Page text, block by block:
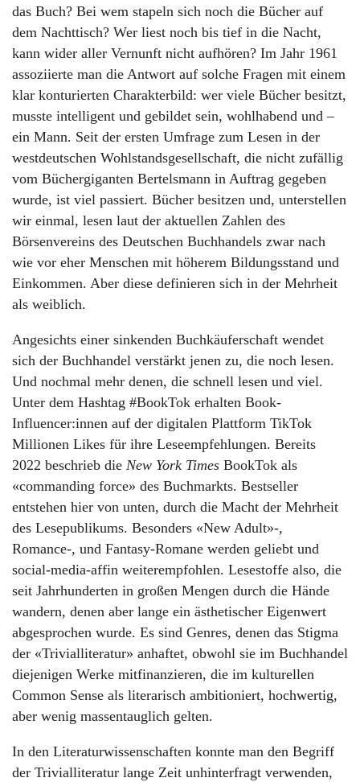
das Buch? Bei wem stapeln sich noch die Bücher auf
dem Nachttisch? Wer liest noch bis tief in die Nacht,
kann wider aller Vernunft nicht aufhören? Im Jahr 1961
assoziierte man die Antwort auf solche Fragen mit einem
klar konturierten Charakterbild: wer viele Bücher besitzt,
musste intelligent und gebildet sein, wohlhabend und –
ein Mann. Seit der ersten Umfrage zum Lesen in der
westdeutschen Wohlstandsgesellschaft, die nicht zufällig
vom Büchergiganten Bertelsmann in Auftrag gegeben
wurde, ist viel passiert. Bücher besitzen und, unterstellen
wir einmal, lesen laut der aktuellen Zahlen des
Börsenvereins des Deutschen Buchhandels zwar nach
wie vor eher Menschen mit höherem Bildungsstand und
Einkommen. Aber diese definieren sich in der Mehrheit
als weiblich.
Angesichts einer sinkenden Buchkäuferschaft wendet
sich der Buchhandel verstärkt jenen zu, die noch lesen.
Und nochmal mehr denen, die schnell lesen und viel.
Unter dem Hashtag #BookTok erhalten Book-
Influencer:innen auf der digitalen Plattform TikTok
Millionen Likes für ihre Leseempfehlungen. Bereits
2022 beschrieb die New York Times BookTok als
«commanding force» des Buchmarkts. Bestseller
entstehen hier von unten, durch die Macht der Mehrheit
des Lesepublikums. Besonders «New Adult»-,
Romance-, und Fantasy-Romane werden geliebt und
social-media-affin weiterempfohlen. Lesestoffe also, die
seit Jahrhunderten in großen Mengen durch die Hände
wandern, denen aber lange ein ästhetischer Eigenwert
abgesprochen wurde. Es sind Genres, denen das Stigma
der «Trivialliteratur» anhaftet, obwohl sie im Buchhandel
diejenigen Werke mitfinanzieren, die im kulturellen
Common Sense als literarisch ambitioniert, hochwertig,
aber wenig massentauglich gelten.
In den Literaturwissenschaften konnte man den Begriff
der Trivialliteratur lange Zeit unhinterfragt verwenden,